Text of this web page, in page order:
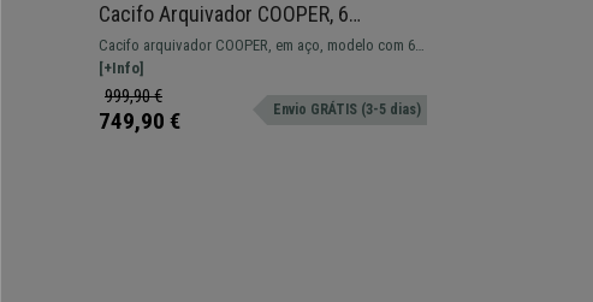
Cacifo Arquivador COOPER, 6
Compartimentos, 90x50x180cm, Em
Aço, Azul
Cacifo arquivador COOPER, em aço, modelo com 6
compartimentos, disponível em diferentes cores.
[+Info]
999,90 €
749,90 € Envio GRÁTIS (3-5 dias)